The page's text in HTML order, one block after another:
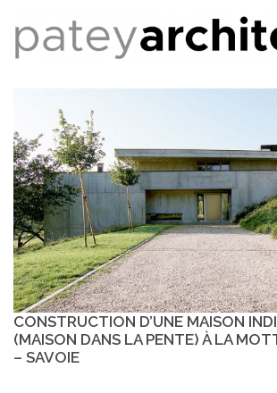
CONSTRUCTION D’UNE MAISON
(MAISON DANS LA PENTE) À LA
– SAVOIE